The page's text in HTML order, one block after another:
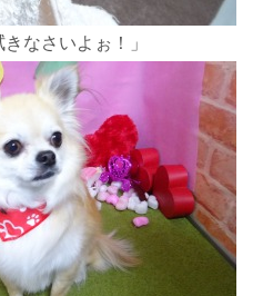
なさいよぉ！」